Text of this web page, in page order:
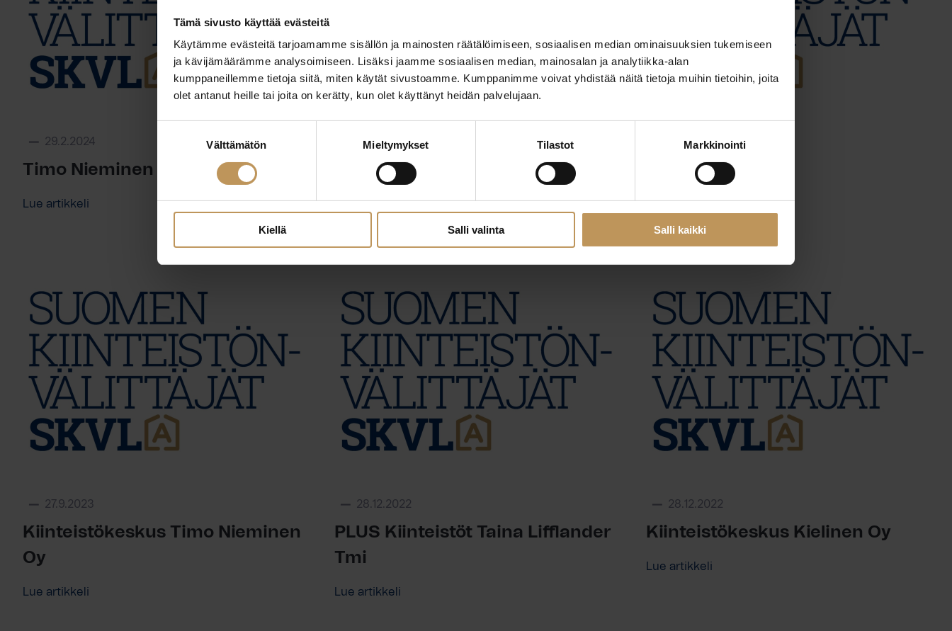
Tämä sivusto käyttää evästeitä
Käytämme evästeitä tarjoamamme sisällön ja mainosten räätälöimiseen, sosiaalisen median ominaisuuksien tukemiseen
ja kävijämäärämme analysoimiseen. Lisäksi jaamme sosiaalisen median, mainosalan ja analytiikka-alan
kumppaneillemme tietoja siitä, miten käytät sivustoamme. Kumppanimme voivat yhdistää näitä tietoja muihin tietoihin, joita
olet antanut heille tai joita on kerätty, kun olet käyttänyt heidän palvelujaan.
Välttämätön Mieltymykset Tilastot Markkinointi
Kiellä Salli valinta Salli kaikki
29.2.2024
Timo Nieminen
Lue artikkeli
29.2.2024
Taina Lifflander
Lue artikkeli
29.2.2024
Sirpa Kielinen
Lue artikkeli
27.9.2023
Kiinteistökeskus Timo Nieminen
Oy
Lue artikkeli
28.12.2022
PLUS Kiinteistöt Taina Lifflander
Tmi
Lue artikkeli
28.12.2022
Kiinteistökeskus Kielinen Oy
Lue artikkeli